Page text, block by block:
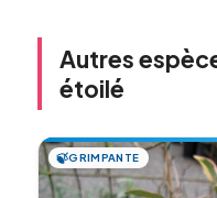
Autres
étoilé
🍃GRIMPANTE